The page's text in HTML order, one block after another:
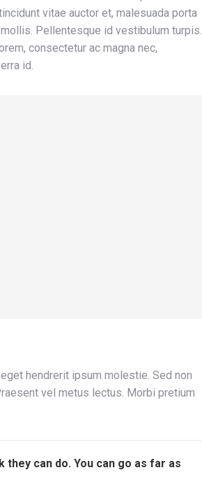
vitae auctor et, malesuada porta
Pellentesque id vestibulum turpis.
consectetur ac magna nec,
id.
hendrerit ipsum molestie. Sed non
vel metus lectus. Morbi pretium
can do. You can go as far as